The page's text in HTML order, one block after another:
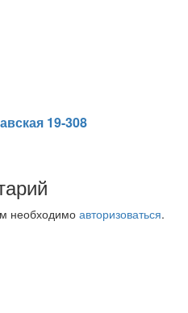
19-308
необходимо авторизоваться.